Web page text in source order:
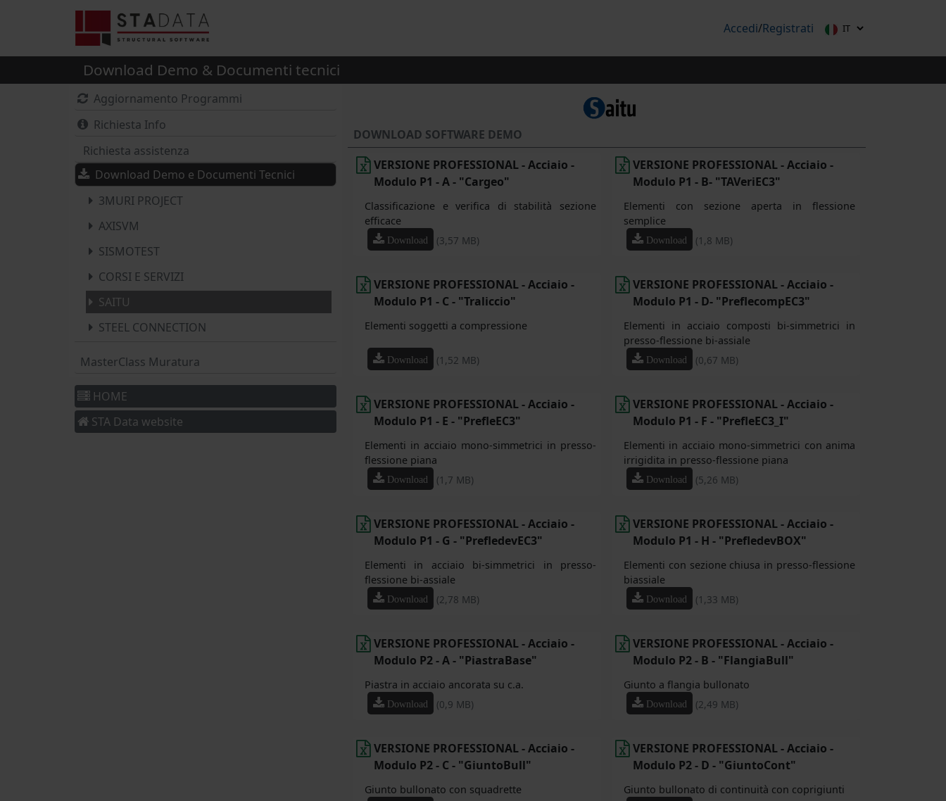
Accedi/Registrati
Download Demo & Documenti tecnici
Aggiornamento Programmi
Richiesta Info
Richiesta assistenza
Download Demo e Documenti Tecnici
3MURI PROJECT
AXISVM
SISMOTEST
CORSI E SERVIZI
SAITU
STEEL CONNECTION
MasterClass Muratura
HOME
STA Data website
DOWNLOAD SOFTWARE DEMO
VERSIONE PROFESSIONAL - Acciaio -
Modulo P1 - A - "Cargeo"
Classificazione e verifica di stabilità sezione
efficace
Download (3,57 MB)
VERSIONE PROFESSIONAL - Acciaio -
Modulo P1 - B- "TAVeriEC3"
Elementi con sezione aperta in flessione
semplice
Download (1,8 MB)
VERSIONE PROFESSIONAL - Acciaio -
Modulo P1 - C - "Traliccio"
Elementi soggetti a compressione
Download (1,52 MB)
VERSIONE PROFESSIONAL - Acciaio -
Modulo P1 - D- "PreflecompEC3"
Elementi in acciaio composti bi-simmetrici in
presso-flessione bi-assiale
Download (0,67 MB)
VERSIONE PROFESSIONAL - Acciaio -
Modulo P1 - E - "PrefleEC3"
Elementi in acciaio mono-simmetrici in presso-
flessione piana
Download (1,7 MB)
VERSIONE PROFESSIONAL - Acciaio -
Modulo P1 - F - "PrefleEC3_I"
Elementi in acciaio mono-simmetrici con anima
irrigidita in presso-flessione piana
Download (5,26 MB)
VERSIONE PROFESSIONAL - Acciaio -
Modulo P1 - G - "PrefledevEC3"
Elementi in acciaio bi-simmetrici in presso-
flessione bi-assiale
Download (2,78 MB)
VERSIONE PROFESSIONAL - Acciaio -
Modulo P1 - H - "PrefledevBOX"
Elementi con sezione chiusa in presso-flessione
biassiale
Download (1,33 MB)
VERSIONE PROFESSIONAL - Acciaio -
Modulo P2 - A - "PiastraBase"
Piastra in acciaio ancorata su c.a.
Download (0,9 MB)
VERSIONE PROFESSIONAL - Acciaio -
Modulo P2 - B - "FlangiaBull"
Giunto a flangia bullonato
Download (2,49 MB)
VERSIONE PROFESSIONAL - Acciaio -
Modulo P2 - C - "GiuntoBull"
Giunto bullonato con squadrette
VERSIONE PROFESSIONAL - Acciaio -
Modulo P2 - D - "GiuntoCont"
Giunto bullonato di continuità con coprigiunti